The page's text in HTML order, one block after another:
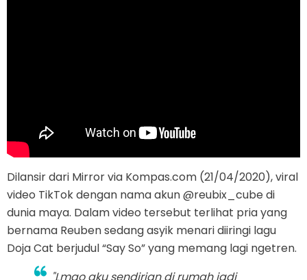
Dilansir dari Mirror via Kompas.com (21/04/2020), viral
video TikTok dengan nama akun @reubix_cube di
dunia maya. Dalam video tersebut terlihat pria yang
bernama Reuben sedang asyik menari diiringi lagu
Doja Cat berjudul “Say So” yang memang lagi ngetren.
"Lmao aku sendirian di rumah jadi